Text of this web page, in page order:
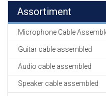
Assortiment
Microphone Cable
Guitar cable assembled
Audio cable assembled
Speaker cable assembled